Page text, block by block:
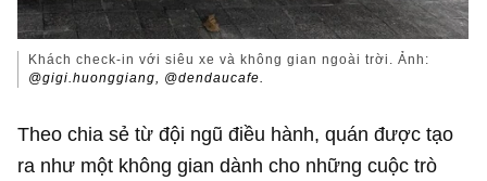
Khách check-in với siêu xe và không gian ngoài trời. Ảnh:
@gigi.huonggiang, @dendaucafe.
Theo chia sẻ từ đội ngũ điều hành, quán được tạo
ra như một không gian dành cho những cuộc trò